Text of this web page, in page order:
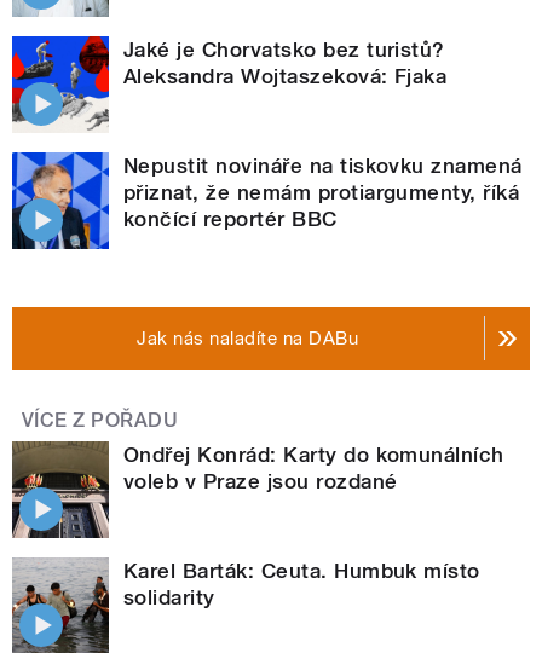
Jaké je Chorvatsko bez turistů?
Aleksandra Wojtaszeková: Fjaka
Nepustit novináře na tiskovku znamená
přiznat, že nemám protiargumenty, říká
končící reportér BBC
Jak nás naladíte na DABu
VÍCE Z POŘADU
Ondřej Konrád: Karty do komunálních
voleb v Praze jsou rozdané
Karel Barták: Ceuta. Humbuk místo
solidarity